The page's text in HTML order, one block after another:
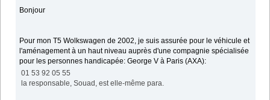
Bonjour
Pour mon T5 Wolkswagen de 2002, je suis assurée pour le véhicule et
l'aménagement à un haut niveau auprès d'une compagnie spécialisée
pour les personnes handicapée: George V à Paris (AXA):
01 53 92 05 55
la responsable, Souad, est elle-même para.